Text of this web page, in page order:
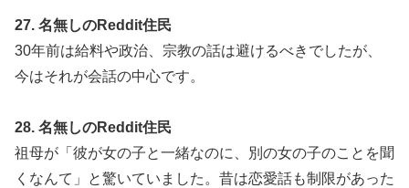
27. 名無しのReddit住民
30年前は給料や政治、宗教の話は避けるべきでしたが、
今はそれが会話の中心です。
28. 名無しのReddit住民
祖母が「彼が女の子と一緒なのに、別の女の子のことを聞
くなんて」と驚いていました。昔は恋愛話も制限があった